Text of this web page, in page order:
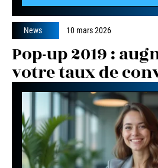
News 10 mars 2026
Pop-up 2019 :
votre taux de